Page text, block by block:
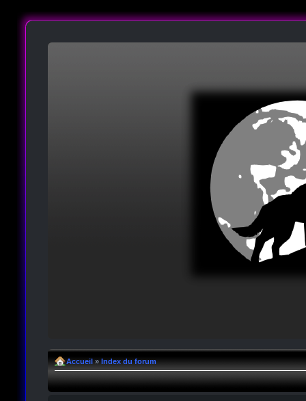
Accueil » Index du forum